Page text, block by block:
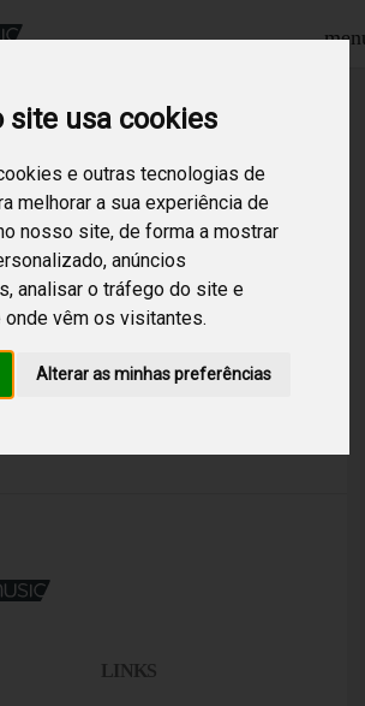
site usa cookies
e outras tecnologias de
melhorar a sua experiência de
nosso site, de forma a mostrar
anúncios
analisar o tráfego do site e
onde vêm os visitantes.
Alterar as minhas preferências
Procurar
para: jazz pop
POP
pop sobejamente conhecidas, aqui
com vozes bem quentes numa
LINKS